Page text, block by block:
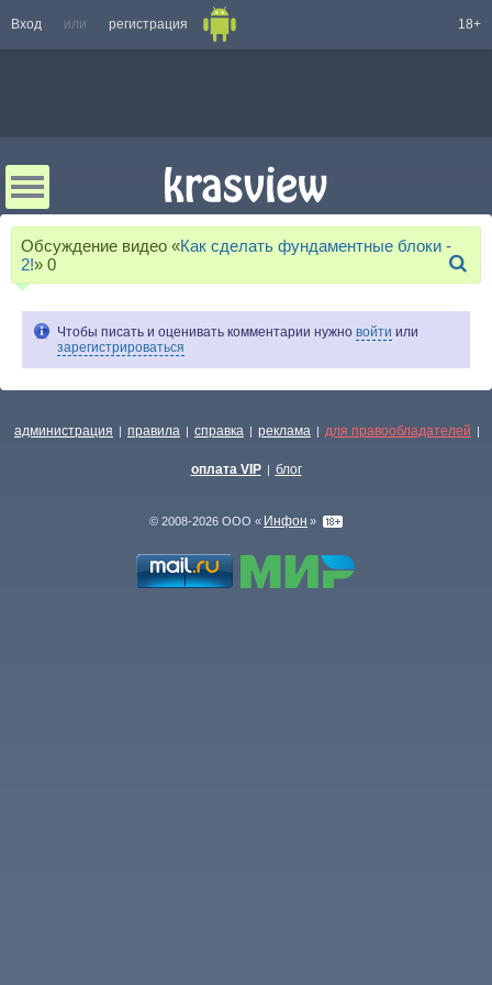
Вход или регистрация 18+
Обсуждение видео «Как сделать фундаментные блоки -
2!» 0
Чтобы писать и оценивать комментарии нужно войти или
зарегистрироваться
администрация | правила | справка | реклама | для правообладателей |
оплата VIP | блог
© 2008-2026 ООО « Инфон »